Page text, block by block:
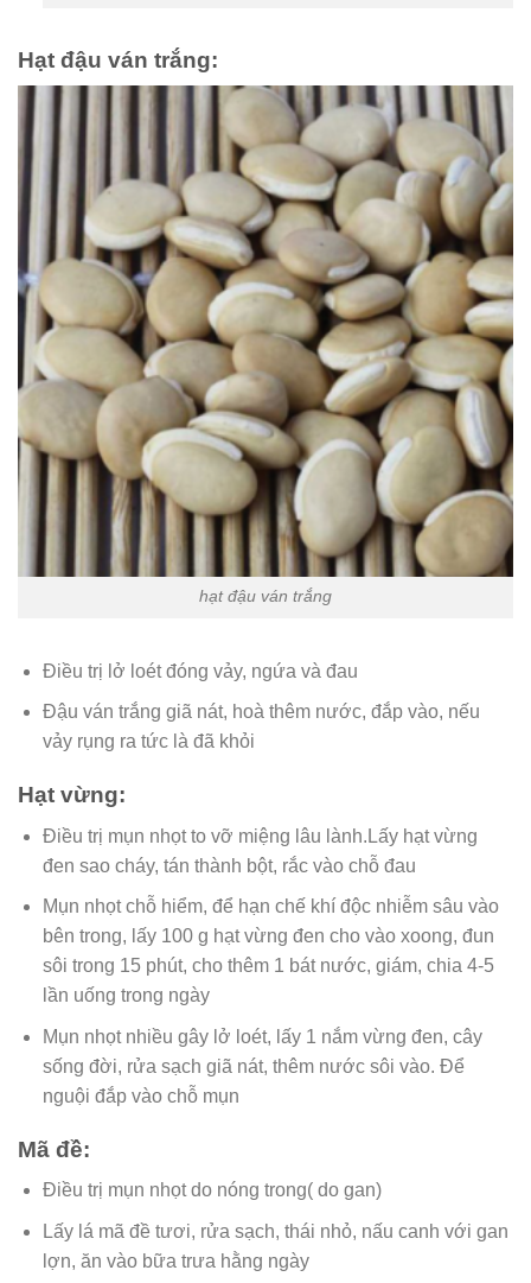
Hạt đậu ván trắng:
hạt đậu ván trắng
Điều trị lở loét đóng vảy, ngứa và đau
Đậu ván trắng giã nát, hoà thêm nước, đắp vào, nếu
vảy rụng ra tức là đã khỏi
Hạt vừng:
Điều trị mụn nhọt to vỡ miệng lâu lành.Lấy hạt vừng
đen sao cháy, tán thành bột, rắc vào chỗ đau
Mụn nhọt chỗ hiểm, để hạn chế khí độc nhiễm sâu vào
bên trong, lấy 100 g hạt vừng đen cho vào xoong, đun
sôi trong 15 phút, cho thêm 1 bát nước, giám, chia 4-5
lần uống trong ngày
Mụn nhọt nhiều gây lở loét, lấy 1 nắm vừng đen, cây
sống đời, rửa sạch giã nát, thêm nước sôi vào. Để
nguội đắp vào chỗ mụn
Mã đề:
Điều trị mụn nhọt do nóng trong( do gan)
Lấy lá mã đề tươi, rửa sạch, thái nhỏ, nấu canh với gan
lợn, ăn vào bữa trưa hằng ngày